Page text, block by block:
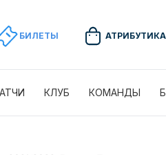
БИЛЕТЫ АТРИБУТИКА
КЛУБ КОМАНДЫ